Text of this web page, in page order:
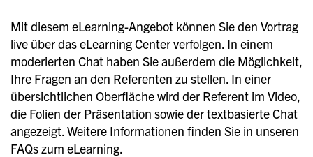
Mit diesem eLearning-Angebot können Sie den Vortrag
live über das eLearning Center verfolgen. In einem
moderierten Chat haben Sie außerdem die Möglichkeit,
Ihre Fragen an den Referenten zu stellen. In einer
übersichtlichen Oberfläche wird der Referent im Video,
die Folien der Präsentation sowie der textbasierte Chat
angezeigt. Weitere Informationen finden Sie in unseren
FAQs zum eLearning.